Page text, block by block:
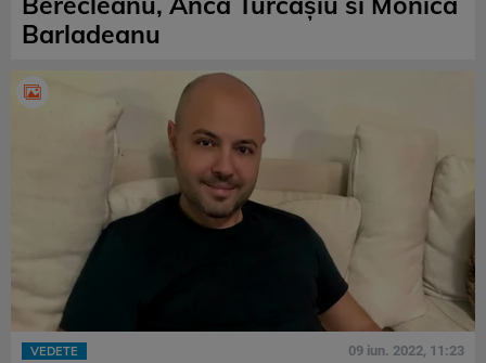
Barladeanu
VEDETE 09 iun. 2022, 11:23